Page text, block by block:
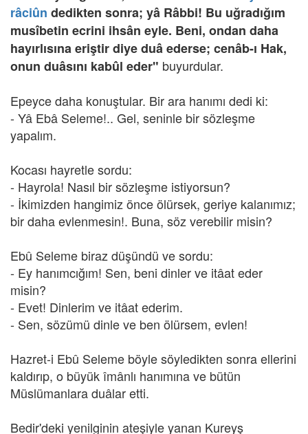
râciûn dedikten sonra; yâ Râbbi! Bu uğradığım
musîbetin ecrini ihsân eyle. Beni, ondan daha
hayırlısına eriştir diye duâ ederse; cenâb-ı Hak,
onun duâsını kabûl eder" buyurdular.
Epeyce daha konuştular. Bir ara hanımı dedi ki:
- Yâ Ebâ Seleme!.. Gel, seninle bir sözleşme
yapalım.
Kocası hayretle sordu:
- Hayrola! Nasıl bir sözleşme istiyorsun?
- İkimizden hangimiz önce ölürsek, geriye kalanımız;
bir daha evlenmesin!. Buna, söz verebilir misin?
Ebû Seleme biraz düşündü ve sordu:
- Ey hanımcığım! Sen, beni dinler ve itâat eder
misin?
- Evet! Dinlerim ve itâat ederim.
- Sen, sözümü dinle ve ben ölürsem, evlen!
Hazret-i Ebû Seleme böyle söyledikten sonra ellerini
kaldırıp, o büyük îmânlı hanımına ve bütün
Müslümanlara duâlar etti.
Bedir'deki yenilginin ateşiyle yanan Kureyş